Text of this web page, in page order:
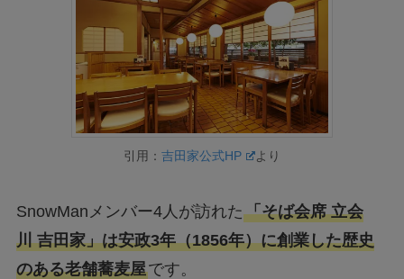
引用：吉田家公式HP より
SnowManメンバー4人が訪れた「そば会席 立会
川 吉田家」は安政3年（1856年）に創業した歴史
のある老舗蕎麦屋です。